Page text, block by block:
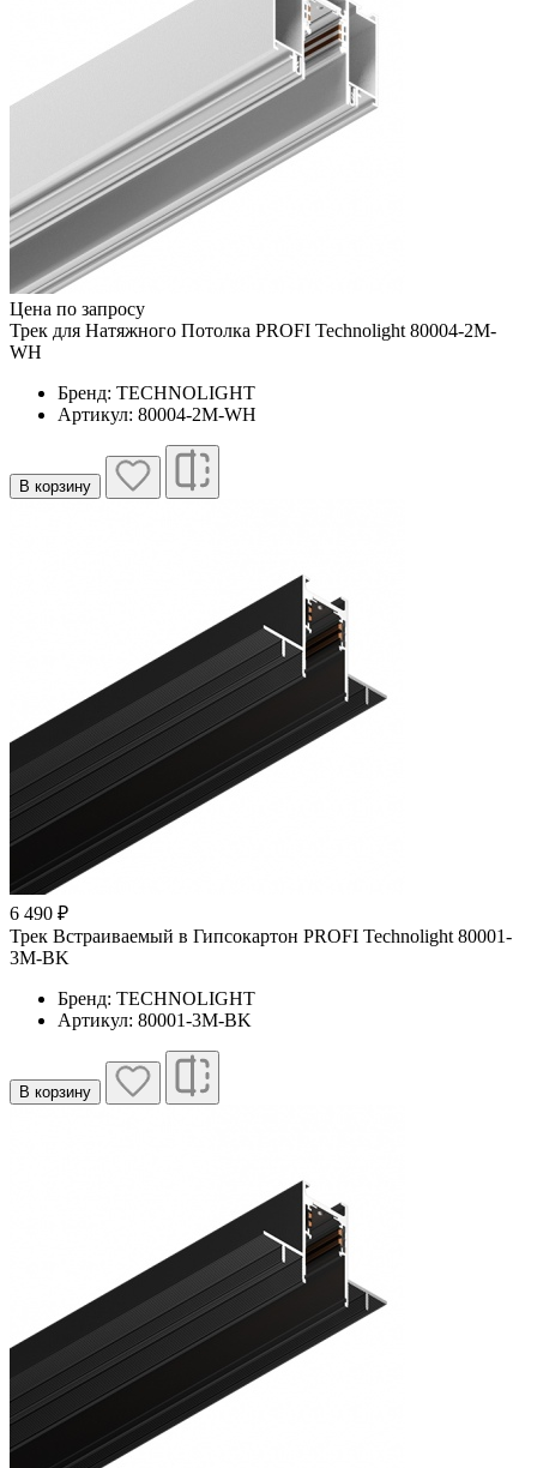
Цена по запросу
Трек для Натяжного Потолка PROFI Technolight 80004-2M-
WH
Бренд: TECHNOLIGHT
Артикул: 80004-2M-WH
В корзину
6 490 ₽
Трек Встраиваемый в Гипсокартон PROFI Technolight 80001-
3M-BK
Бренд: TECHNOLIGHT
Артикул: 80001-3M-BK
В корзину